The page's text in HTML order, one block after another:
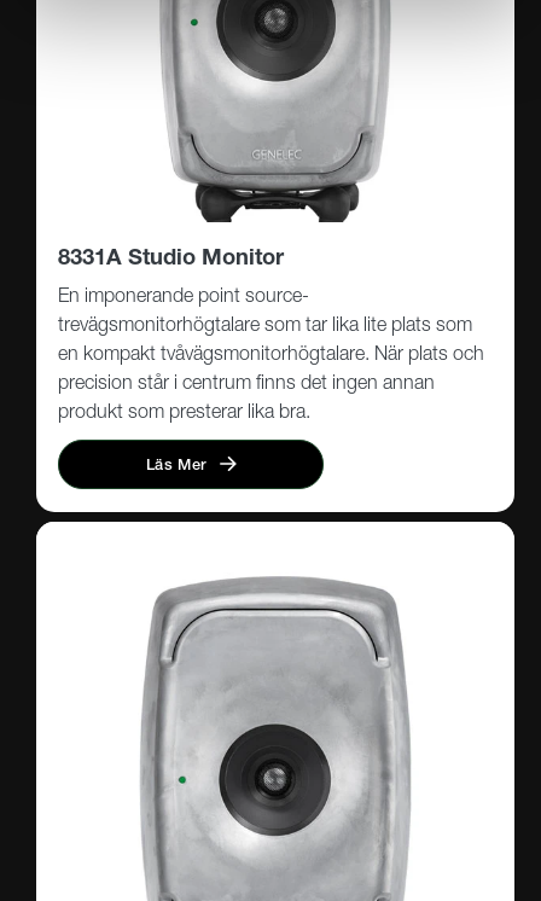
8331A Studio Monitor
En imponerande point source-
trevägsmonitorhögtalare som tar lika lite plats som
en kompakt tvåvägsmonitorhögtalare. När plats och
precision står i centrum finns det ingen annan
produkt som presterar lika bra.
Läs Mer